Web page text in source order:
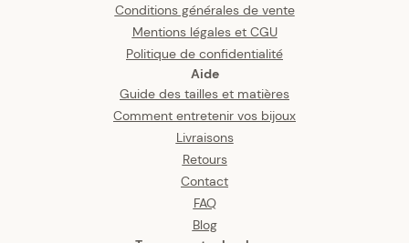
Conditions générales de vente
Mentions légales et CGU
Politique de confidentialité
Aide
Guide des tailles et matières
Comment entretenir vos bijoux
Livraisons
Retours
Contact
FAQ
Blog